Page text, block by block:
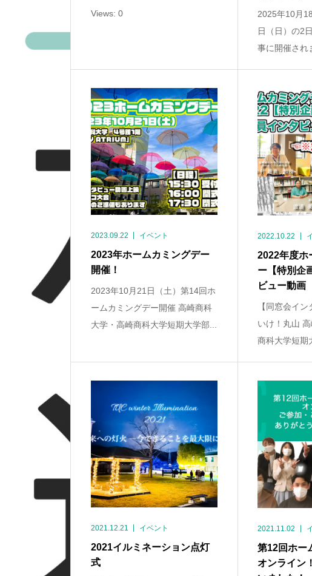
Views: 0
2025年10月
日（日）の2
事に開催され
2023.09.22 イベント
2023年ホームカミングデー
開催！
2023年10月21日（土）第14回ホ
ームカミングデー開催 高崎商科
大学・高崎商科大学短期大学部...
2022.10.22
2022年度ホ
ー【特別企
ビュー動画
【同窓会イ
いけ！丸山
商科大学短期
2021.12.21 イベント
2021イルミネーション点灯
式
2021.11.02
第12回ホー
オンライン